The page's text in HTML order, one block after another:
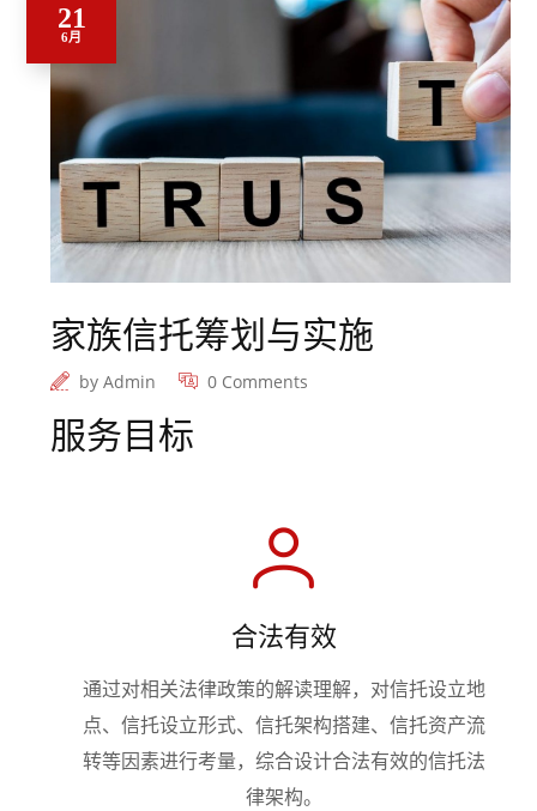
21
6月
家族信托筹划与实施
byAdmin 0 Comments
服务目标
合法有效
通过对相关法律政策的解读理解，对信托设立地
点、信托设立形式、信托架构搭建、信托资产流
转等因素进行考量，综合设计合法有效的信托法
律架构。